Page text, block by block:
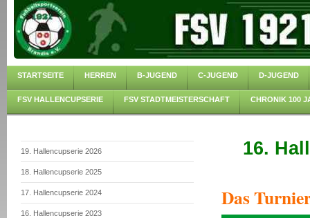
STARTSEITE HERREN B-JUGEND C-JUGEND D-JUGEND
FSV HALLENCUPSERIE FSV STADTMEISTERSCHAFT CHRONIK 100
19. Hallencupserie 2026
18. Hallencupserie 2025
17. Hallencupserie 2024
16. Hallencupserie 2023
16.
Das